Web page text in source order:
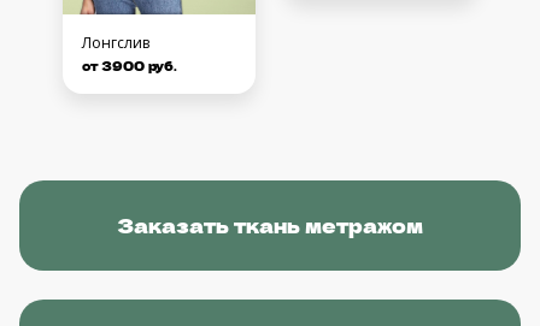
Лонгслив
от 3900 руб.
Заказать ткань метражом